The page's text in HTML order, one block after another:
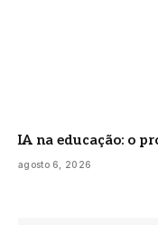
IA na educação: o
agosto 6, 2026